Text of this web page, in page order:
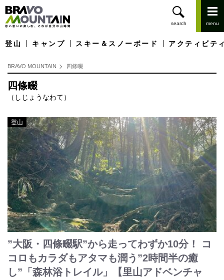
登山 キャンプ スキー＆スノーボード アクティビテ
BRAVO MOUNTAIN 四條畷
四條畷
（しじょうなわて）
登山
”大阪・四條畷駅”から走ってわずか10分！ コ
コロもカラダもアタマも潤う”2時間半の癒
し”「森林浴トレイル」【里山アドベンチャ